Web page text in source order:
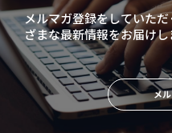
メルマガ登録をしていただ
ざまな最新情報をお届けし
メ